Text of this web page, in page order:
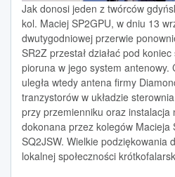
Jak donosi jeden z twórców
kol. Maciej SP2GPU, w dniu 13
dwutygodniowej przerwie
SR2Z przestał działać pod
pioruna w jego system antenowy.
uległa wtedy antena firmy
tranzystorów w układzie
przy przemienniku oraz instalacja
dokonana przez kolegów Macieja
SQ2JSW. Wielkie podziękowania
lokalnej społeczności